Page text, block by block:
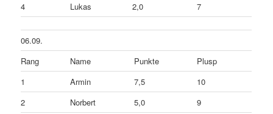
4
Lukas 2,0 7
06.09.
Rang
Name Punkte
Plusp
1
Armin 7,5
10
2
Norbert 5,0
9